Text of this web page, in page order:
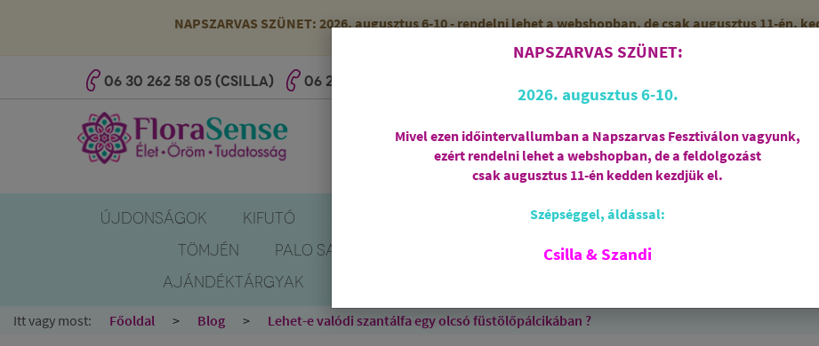
NAPSZARVAS SZÜNET: 2026. augusztus 6-10 - rendelni lehet a webshopban, de csak augusztus 11-én,
06 30 262 58 05 (CSILLA) 06 20 527 25 56 (SZANDI)
Regisztráció
ÚJDONSÁGOK KIFUTÓ AJÁNDÉKCSOMAGOK
TÖMJÉN
PALO SANTO SPIRIT OF OM
AJÁNDÉKTÁRGYAK
Itt vagy most: Főoldal Blog Lehet-e valódi szantálfa egy olcsó füstölőpálcikában ?
NAPSZARVAS SZÜNET:
2026. augusztus 6-10.
Mivel ezen időintervallumban a Napszarvas Fesztiválon vagyunk,
ezért rendelni lehet a webshopban, de a feldolgozást
csak augusztus 11-én kedden kezdjük el.
Szépséggel, áldással:
Csilla & Szandi